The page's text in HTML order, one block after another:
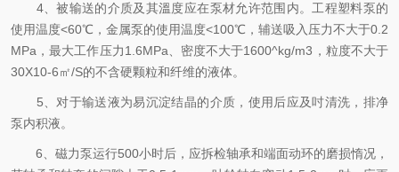
4、被输送的介质及其溫度应在泵材允许范围内。工程塑料泵的
使用温度<60℃，金属泵的使用温度<100℃，辅送吸入压力不大于0.2
MPa，最大工作压力1.6MPa、密度不大于1600^kg/m3，粒度不大于
30X10-6㎡/S的不含硬颗粒和纤维的液体。
5、对于输送液为易沉淀结晶的介质，使用后应及吋清洗，排净
泵内积液。
6、磁力泵运行500小时后，应拆检轴承和端面动环的磨损惰况，